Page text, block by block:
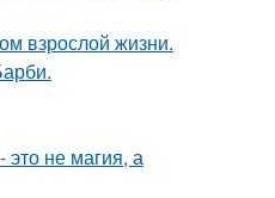
взрослой жизни.
не магия, а